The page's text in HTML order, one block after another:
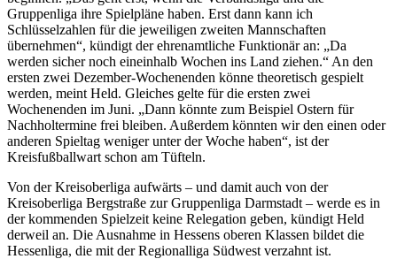
Gruppenliga ihre Spielpläne haben. Erst dann kann ich
Schlüsselzahlen für die jeweiligen zweiten Mannschaften
übernehmen“, kündigt der ehrenamtliche Funktionär an: „Da
werden sicher noch eineinhalb Wochen ins Land ziehen.“ An den
ersten zwei Dezember-Wochenenden könne theoretisch gespielt
werden, meint Held. Gleiches gelte für die ersten zwei
Wochenenden im Juni. „Dann könnte zum Beispiel Ostern für
Nachholtermine frei bleiben. Außerdem könnten wir den einen oder
anderen Spieltag weniger unter der Woche haben“, ist der
Kreisfußballwart schon am Tüfteln.
Von der Kreisoberliga aufwärts – und damit auch von der
Kreisoberliga Bergstraße zur Gruppenliga Darmstadt – werde es in
der kommenden Spielzeit keine Relegation geben, kündigt Held
derweil an. Die Ausnahme in Hessens oberen Klassen bildet die
Hessenliga, die mit der Regionalliga Südwest verzahnt ist.